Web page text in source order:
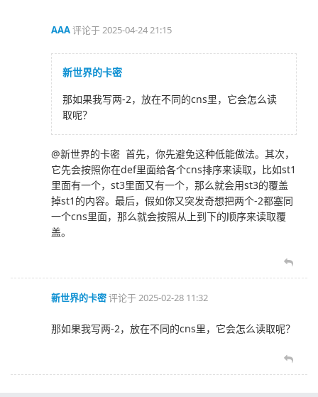
AAA评论于2025-04-24 21:15
新世界的卡密
那如果我写两-2，放在不同的cns里，它会怎么读
取呢？
@新世界的卡密 首先，你先避免这种低能做法。其次，
它先会按照你在def里面给各个cns排序来读取，比如st1
里面有一个，st3里面又有一个，那么就会用st3的覆盖
掉st1的内容。最后，假如你又突发奇想把两个-2都塞同
一个cns里面，那么就会按照从上到下的顺序来读取覆
盖。
新世界的卡密评论于2025-02-28 11:32
那如果我写两-2，放在不同的cns里，它会怎么读取呢？